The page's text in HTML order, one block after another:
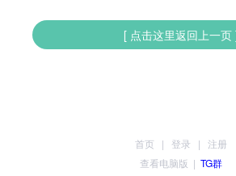
[ 点击这里返回上一页
首页 | 登录 | 注册
查看电脑版 | TG群